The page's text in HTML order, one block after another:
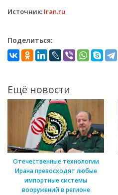
Источник: Iran.ru
Поделиться:
Ещё новости
Отечественные технологии
Ирана превосходят любые
импортные системы
вооружений в регионе